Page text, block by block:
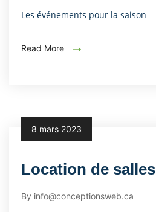
Les événements pour la saison
Read More
8 mars 2023
Location de salles
By info@conceptionsweb.ca